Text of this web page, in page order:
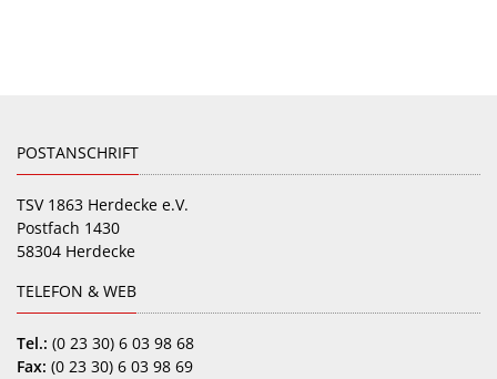
POSTANSCHRIFT
TSV 1863 Herdecke e.V.
Postfach 1430
58304 Herdecke
TELEFON & WEB
Tel.: (0 23 30) 6 03 98 68
Fax: (0 23 30) 6 03 98 69